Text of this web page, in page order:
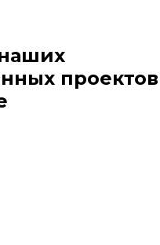
проектов